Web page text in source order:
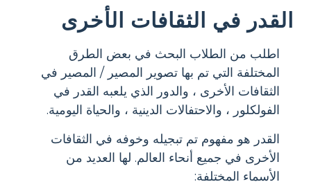
القدر في الثقافات الأخرى
اطلب من الطلاب البحث في بعض الطرق
المختلفة التي تم بها تصوير المصير / المصير في
الثقافات الأخرى ، والدور الذي يلعبه القدر في
الفولكلور ، والاحتفالات الدينية ، والحياة اليومية.
القدر هو مفهوم تم تبجيله وخوفه في الثقافات
الأخرى في جميع أنحاء العالم. لها العديد من
الأسماء المختلفة: